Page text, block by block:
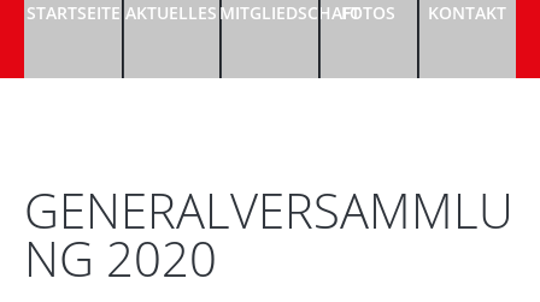
STARTSEITE AKTUELLES MITGLIEDSCHAFTFOTOS KONTAKT
GENERALVERSAMMLU
NG 2020